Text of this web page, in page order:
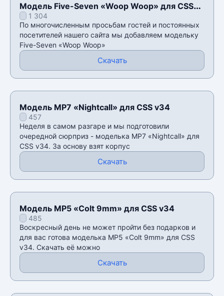
Модель Five-Seven «Woop Woop» для CSS
v341 304
По многочисленным просьбам гостей и постоянных
посетителей нашего сайта мы добавляем модельку
Five-Seven «Woop Woop»
Скачать
Модель MP7 «Nightcall» для CSS v34
457
Неделя в самом разгаре и мы подготовили
очередной сюрприз - моделька MP7 «Nightcall» для
CSS v34. За основу взят корпус
Скачать
Модель MP5 «Colt 9mm» для CSS v34
485
Воскресный день не может пройти без подарков и
для вас готова моделька MP5 «Colt 9mm» для CSS
v34. Скачать её можно
Скачать